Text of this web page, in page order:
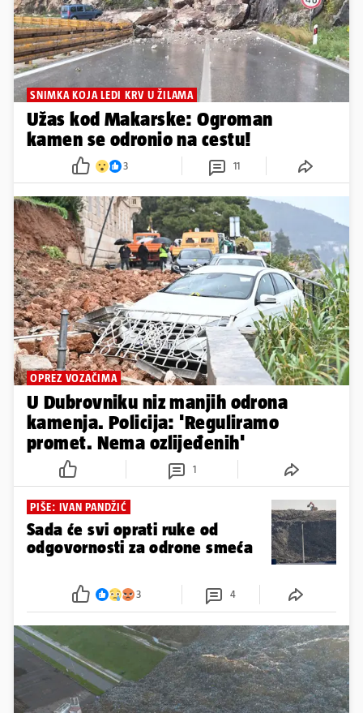
SNIMKA KOJA LEDI KRV U ŽILAMA
Užas kod Makarske: Ogroman
kamen se odronio na cestu!
3 11
OPREZ VOZAČIMA
U Dubrovniku niz manjih odrona
kamenja. Policija: 'Reguliramo
promet. Nema ozlijeđenih'
1
PIŠE: IVAN PANDŽIĆ
Sada će svi oprati ruke od
odgovornosti za odrone smeća
3 4